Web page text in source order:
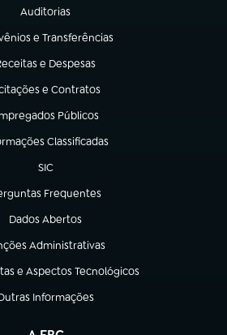
Auditorias
(abre em nova aba)
e Transferências
em nova aba)
e Despesas
em nova aba)
e Contratos
em nova aba)
Públicos
em nova aba)
Classificadas
em nova aba)
SIC
(abre em nova aba)
Frequentes
em nova aba)
Dados Abertos
(abre em nova aba)
Administrativas
em nova aba)
e Aspectos Tecnológicos
aba)
Informações
em nova aba)